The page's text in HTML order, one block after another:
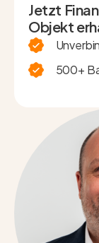
Jetzt
Objekt
500+